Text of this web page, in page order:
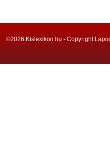
©2026 Kislexikon.hu - Copyright